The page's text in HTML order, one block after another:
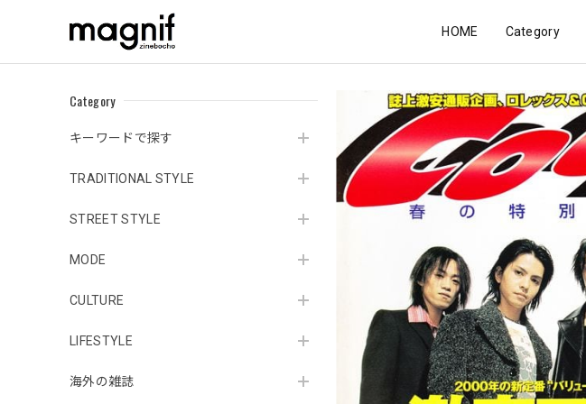
HOME Category
Category
キーワードで探す
TRADITIONAL STYLE
STREET STYLE
MODE
CULTURE
LIFESTYLE
海外の雑誌